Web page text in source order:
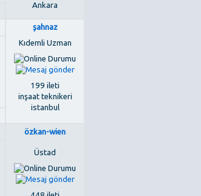
Ankara
şahnaz
Kıdemli Uzman
199 ileti
inşaat teknikeri
istanbul
özkan-wien
Üstad